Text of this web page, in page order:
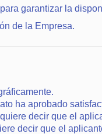
garantizar la
de la Empresa.
ha aprobado
quiere decir que el
decir que el